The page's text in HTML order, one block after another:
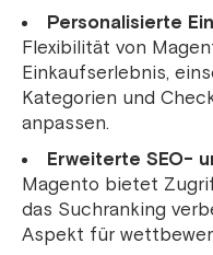
Personalisierte
Flexibilität von
Einkaufserlebnis,
Kategorien und
anpassen.
Erweiterte SEO-
Magento bietet
das Suchranking
Aspekt für